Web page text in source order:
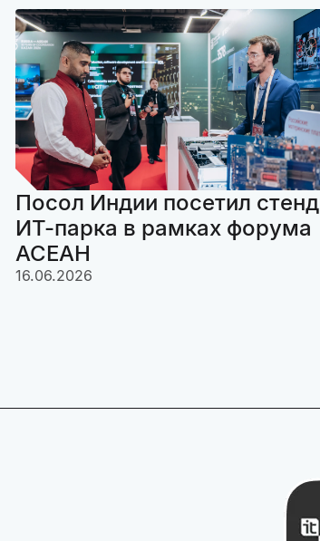
Посол Индии посетил стенд
ИТ-парка в рамках форума
АСЕАН
16.06.2026